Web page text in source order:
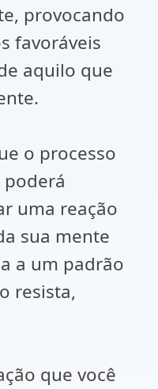
provocando
favoráveis
aquilo que
o processo
uma reação
sua mente
a um padrão
resista,
que você